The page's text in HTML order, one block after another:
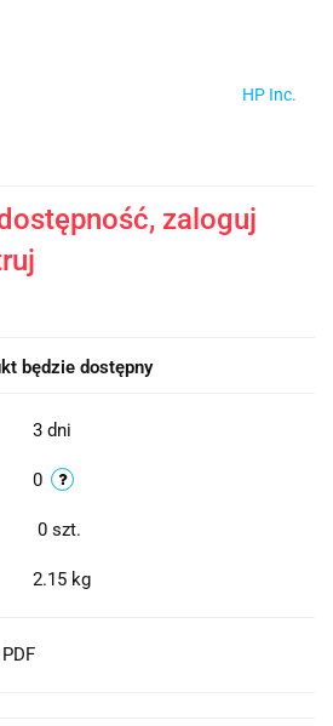
HP Inc.
zaloguj
będzie dostępny
3 dni
0
0 szt.
2.15 kg